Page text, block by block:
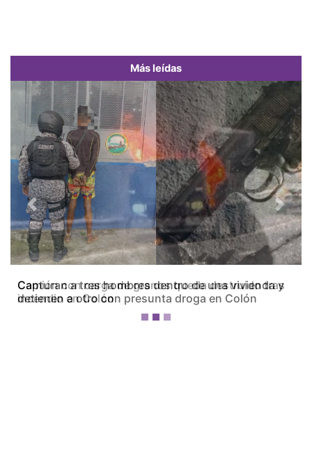
Más leídas
Camión con carga de granos queda destruido tras
incendio en Colón
Previous Next